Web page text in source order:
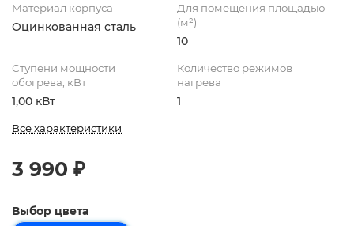
Материал корпуса
Оцинкованная сталь
Для помещения площадью
(м²)
10
Ступени мощности
обогрева, кВт
1,00 кВт
Количество режимов
нагрева
1
Все характеристики
3 990 ₽
Выбор цвета